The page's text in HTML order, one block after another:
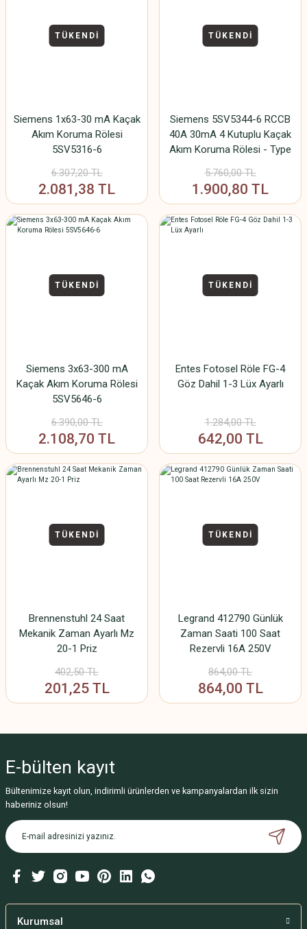
TÜKENDİ
Siemens 1x63-30 mA Kaçak
Akım Koruma Rölesi
5SV5316-6
6.307,20 TL
2.081,38 TL
TÜKENDİ
Siemens 5SV5344-6 RCCB
40A 30mA 4 Kutuplu Kaçak
Akım Koruma Rölesi - Type
5.760,00 TL
1.900,80 TL
TÜKENDİ
Siemens 3x63-300 mA
Kaçak Akım Koruma Rölesi
5SV5646-6
6.390,00 TL
2.108,70 TL
TÜKENDİ
Entes Fotosel Röle FG-4
Göz Dahil 1-3 Lüx Ayarlı
1.284,00 TL
642,00 TL
TÜKENDİ
Brennenstuhl 24 Saat
Mekanik Zaman Ayarlı Mz
20-1 Priz
402,50 TL
201,25 TL
TÜKENDİ
Legrand 412790 Günlük
Zaman Saati 100 Saat
Rezervli 16A 250V
864,00 TL
864,00 TL
E-bülten kayıt
Bültenimize kayıt olun, indirimli ürünlerden ve kampanyalardan ilk sizin
haberiniz olsun!
Kurumsal